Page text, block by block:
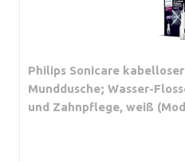
Philips Sonicare
Munddusche; Wasser-
und Zahnpflege, weiß